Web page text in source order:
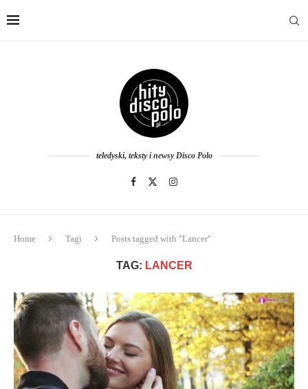
teledyski, teksty i newsy Disco Polo
Home Tagi Posts tagged with "Lancer"
TAG: LANCER